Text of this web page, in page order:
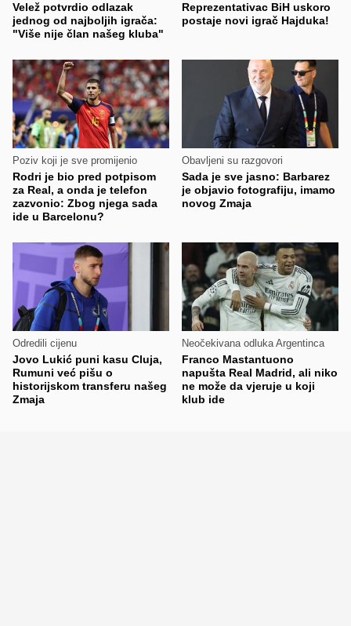
Velež potvrdio odlazak
jednog od najboljih igrača:
"Više nije član našeg kluba"
Reprezentativac BiH uskoro
postaje novi igrač Hajduka!
Poziv koji je sve promijenio
Rodri je bio pred potpisom
za Real, a onda je telefon
zazvonio: Zbog njega sada
ide u Barcelonu?
Obavljeni su razgovori
Sada je sve jasno: Barbarez
je objavio fotografiju, imamo
novog Zmaja
Odredili cijenu
Jovo Lukić puni kasu Cluja,
Rumuni već pišu o
historijskom transferu našeg
Zmaja
Neočekivana odluka Argentinca
Franco Mastantuono
napušta Real Madrid, ali niko
ne može da vjeruje u koji
klub ide